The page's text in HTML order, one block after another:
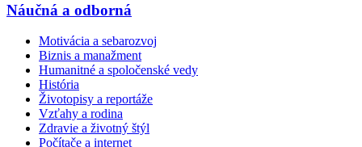
Náučná a odborná
Motivácia a sebarozvoj
Biznis a manažment
Humanitné a spoločenské vedy
História
Životopisy a reportáže
Vzťahy a rodina
Zdravie a životný štýl
Počítače a internet